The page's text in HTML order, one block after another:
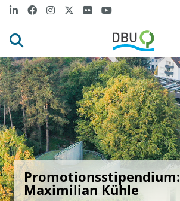
Promotionsstipendium:
Maximilian Kühle